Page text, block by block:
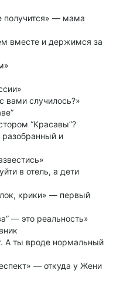
получится» — мама
вместе и держимся за
вами случилось?»
“Красавы”?
и
в отель, а дети
крики» — первый
— это реальность»
А ты вроде нормальный
— откуда у Жени